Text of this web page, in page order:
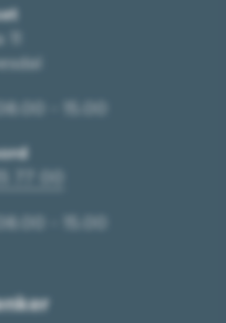
- 15.00
77 00
- 15.00